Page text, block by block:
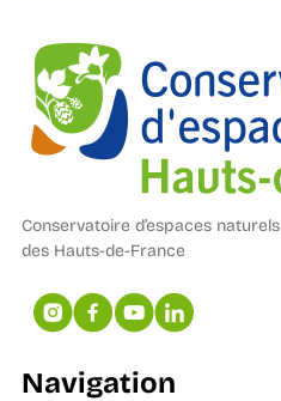
Conservatoire d’espaces naturels
des Hauts-de-France
Navigation